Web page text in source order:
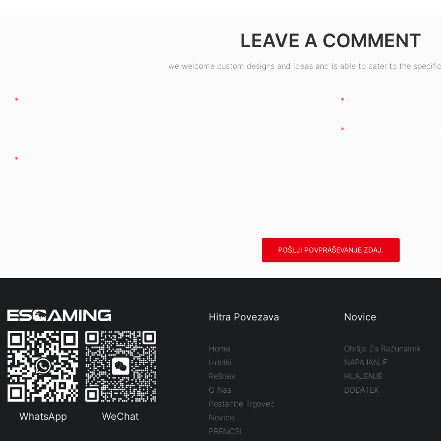
LEAVE A COMMENT
we welcome custom designs and ideas and is able to cater to the
POŠLJI POVPRAŠEVANJE ZDAJ.
WhatsApp WeChat
Hitra Povezava
Home
Izdelki
Rešitev
O Nas
Postanite Trgovec
Novice
PRENOSI
Novice
Ohišje Za Računalnik
NAPAJANJE
HLAJENJE
DODATEK